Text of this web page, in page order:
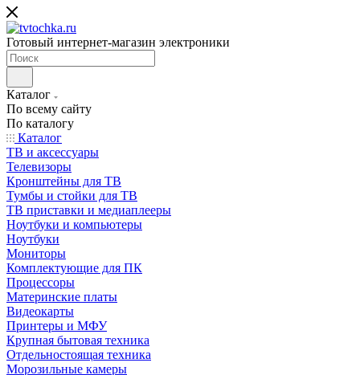
Готовый интернет-магазин электроники
Каталог
По всему сайту
По каталогу
Каталог
ТВ и аксессуары
Телевизоры
Кронштейны для ТВ
Тумбы и стойки для ТВ
ТВ приставки и медиаплееры
Ноутбуки и компьютеры
Ноутбуки
Мониторы
Комплектующие для ПК
Процессоры
Материнские платы
Видеокарты
Принтеры и МФУ
Крупная бытовая техника
Отдельностоящая техника
Морозильные камеры